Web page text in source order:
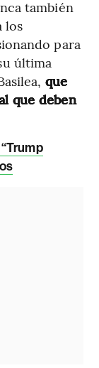
también
los
para
última
que
que deben